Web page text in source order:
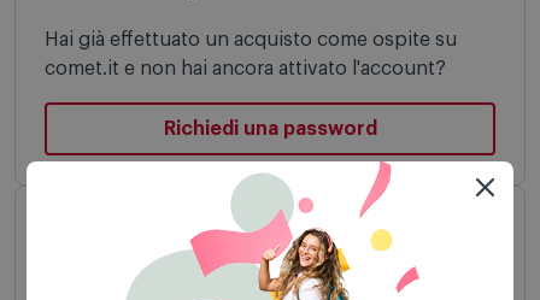
Hai già effettuato un acquisto come ospite su
comet.it e non hai ancora attivato l'account?
Richiedi una password
Registrati a MyComet
Crea il tuo profilo Comet: è facile, veloce e